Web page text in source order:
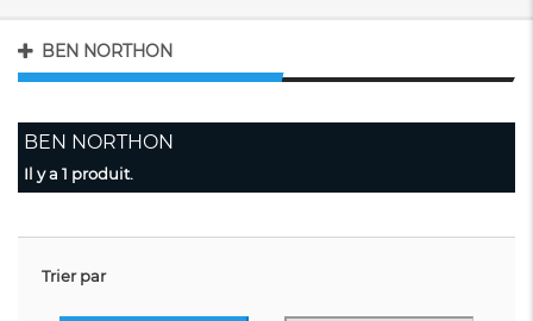
BEN NORTHON
BEN NORTHON
Il y a 1 produit.
Trier par